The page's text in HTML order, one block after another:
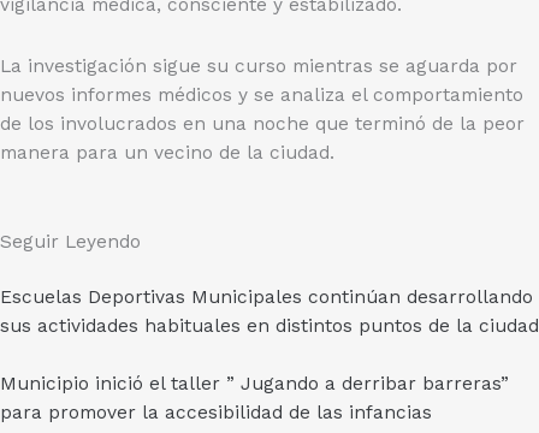
vigilancia médica, consciente y estabilizado.
La investigación sigue su curso mientras se aguarda por
nuevos informes médicos y se analiza el comportamiento
de los involucrados en una noche que terminó de la peor
manera para un vecino de la ciudad.
Seguir Leyendo
Escuelas Deportivas Municipales continúan desarrollando
sus actividades habituales en distintos puntos de la ciudad
Municipio inició el taller ” Jugando a derribar barreras”
para promover la accesibilidad de las infancias